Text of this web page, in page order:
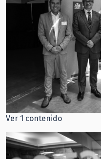
Ver 1 contenido